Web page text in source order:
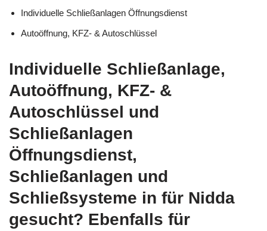
Individuelle Schließanlagen Öffnungsdienst
Autoöffnung, KFZ- & Autoschlüssel
Individuelle Schließanlage,
Autoöffnung, KFZ- &
Autoschlüssel und
Schließanlagen
Öffnungsdienst,
Schließanlagen und
Schließsysteme in für Nidda
gesucht? Ebenfalls für